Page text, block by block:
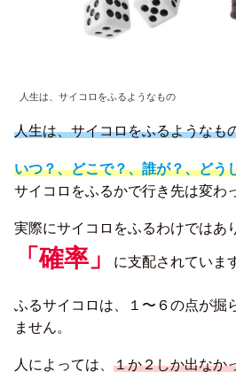
人生は、サイコロをふるようなもの
人生は、サイコロをふるようなも
いつ？、どこで？、誰が？、どう
サイコロをふるかで行き先は変わ
実際にサイコロをふるわけではあ
「確率」 に支配されていま
ふるサイコロは、１〜６の点が掘
ません。
人によっては、 １か２しか出なか